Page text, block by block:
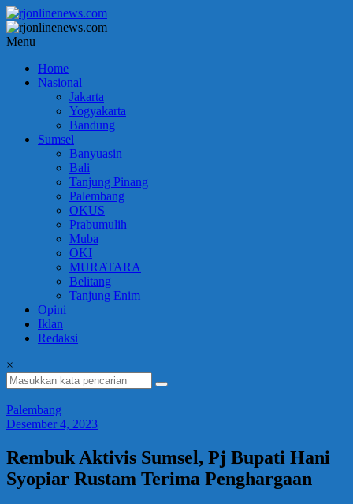
Lompat
ke
konten
rjonlinenews.com
Faktual
Berimbang
Terpercaya
Menu
Home
Nasional
Jakarta
Yogyakarta
Bandung
Sumsel
Banyuasin
Bali
Tanjung Pinang
Palembang
OKUS
Prabumulih
Muba
OKI
MURATARA
Belitang
Tanjung Enim
Opini
Iklan
Redaksi
×
Palembang
Desember 4, 2023
Rembuk Aktivis Sumsel, Pj Bupati Hani
Syopiar Rustam Terima Penghargaan